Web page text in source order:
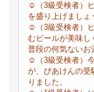
☺（3級受検者）
を盛り上げましょ
☺（3級受検者）
むビールが美味し
普段の何気ないお
☺（3級受検者）
が、びあけんの受
りました。